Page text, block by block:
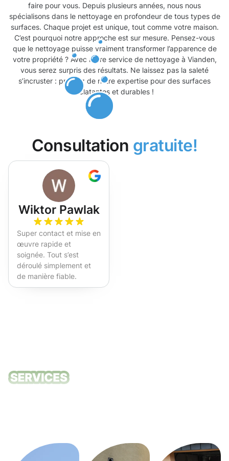
faire pour vous. Depuis plusieurs années, nous nous
spécialisons dans le nettoyage en profondeur de tous types de
surfaces. Chaque projet est unique, tout comme votre maison.
C’est pourquoi notre approche est sur mesure. Pensez-vous
que le nettoyage puisse vraiment transformer l’apparence de
votre propriété ? Avec notre service de nettoyage à Vianden,
vous serez surpris des résultats. Ne laissez pas la saleté
s’incruster : profitez de notre expertise pour des surfaces
éclatantes et durables !
Consultation gratuite!
Wiktor Pawlak
Super contact et mise en
œuvre rapide et
soignée. Tout s’est
déroulé simplement et
de manière fiable.
Fortement recommandé !